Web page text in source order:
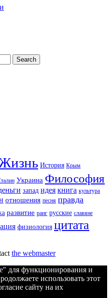
История Крым
Украина Философия
запад идея книга культура
отношения песня правда
развитие ранг русские славяне
физиология цитата
the webmaster
для функционирования и
использовать этот
сайту на их